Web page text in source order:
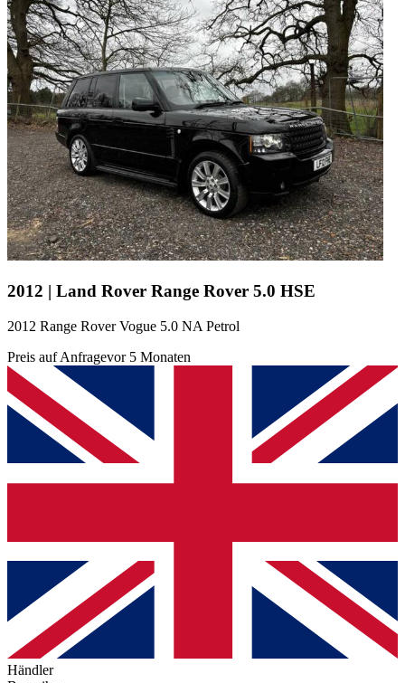
2012 | Land Rover Range Rover 5.0 HSE
2012 Range Rover Vogue 5.0 NA Petrol
Preis auf Anfragevor 5 Monaten
Händler